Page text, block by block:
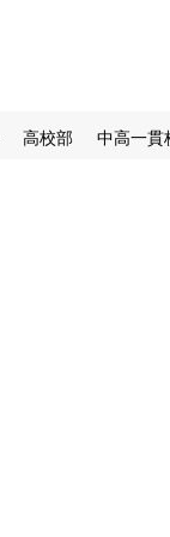
高校部 中高一貫